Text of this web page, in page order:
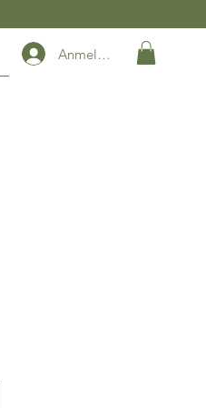
Anmelden